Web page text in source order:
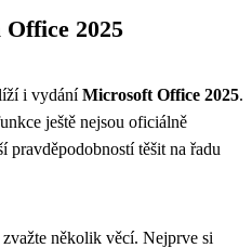
2025
i vydáníMicrosoft Office 2025.
ještě nejsou oficiálně
pravděpodobností těšit na řadu
několik věcí. Nejprve si